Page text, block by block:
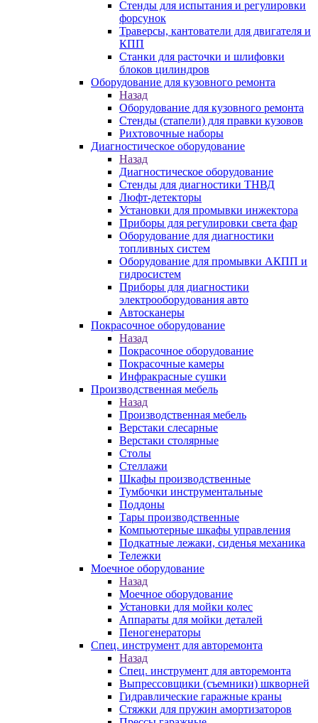
Стенды для испытания и регулировки
форсунок
Траверсы, кантователи для двигателя и
КПП
Станки для расточки и шлифовки
блоков цилиндров
Оборудование для кузовного ремонта
Назад
Оборудование для кузовного ремонта
Стенды (стапели) для правки кузовов
Рихтовочные наборы
Диагностическое оборудование
Назад
Диагностическое оборудование
Стенды для диагностики ТНВД
Люфт-детекторы
Установки для промывки инжектора
Приборы для регулировки света фар
Оборудование для диагностики
топливных систем
Оборудование для промывки АКПП и
гидросистем
Приборы для диагностики
электрооборудования авто
Автосканеры
Покрасочное оборудование
Назад
Покрасочное оборудование
Покрасочные камеры
Инфракрасные сушки
Производственная мебель
Назад
Производственная мебель
Верстаки слесарные
Верстаки столярные
Столы
Стеллажи
Шкафы производственные
Тумбочки инструментальные
Поддоны
Тары производственные
Компьютерные шкафы управления
Подкатные лежаки, сиденья механика
Тележки
Моечное оборудование
Назад
Моечное оборудование
Установки для мойки колес
Аппараты для мойки деталей
Пеногенераторы
Спец. инструмент для авторемонта
Назад
Спец. инструмент для авторемонта
Выпрессовщики (съемники) шкворней
Гидравлические гаражные краны
Стяжки для пружин амортизаторов